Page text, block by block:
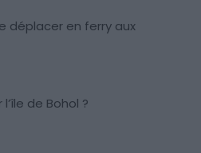
déplacer en ferry aux
de Bohol ?